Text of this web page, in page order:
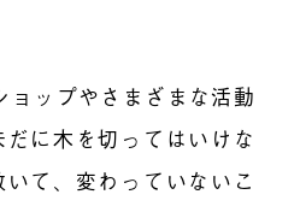
ョップやさまざまな活動
に木を切ってはいけな
て、変わっていないこ